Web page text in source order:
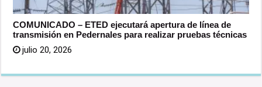
COMUNICADO – ETED ejecutará apertura de línea de
transmisión en Pedernales para realizar pruebas técnicas
julio 20, 2026